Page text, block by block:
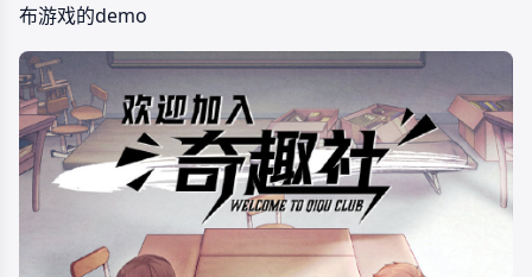
布游戏的demo